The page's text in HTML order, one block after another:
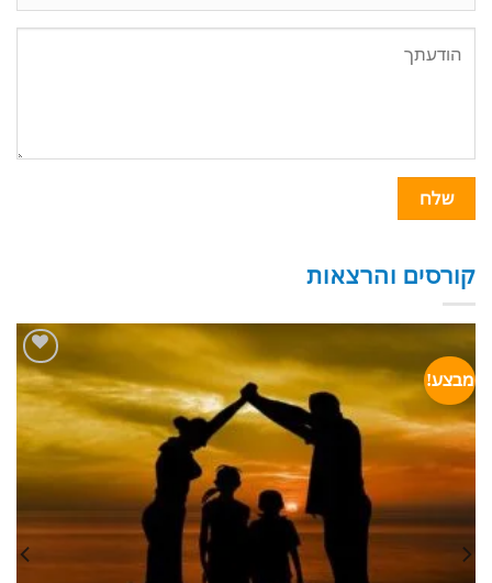
קורסים והרצאות
מבצע!
הוסף
לרשימת
המשאלות